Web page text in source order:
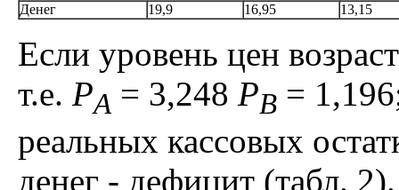
Денег
19,9 16,95 13,15
Если уровень цен
т.е. PA = 3,248 PB =
реальных кассовых
денег - дефицит (табл. 2).